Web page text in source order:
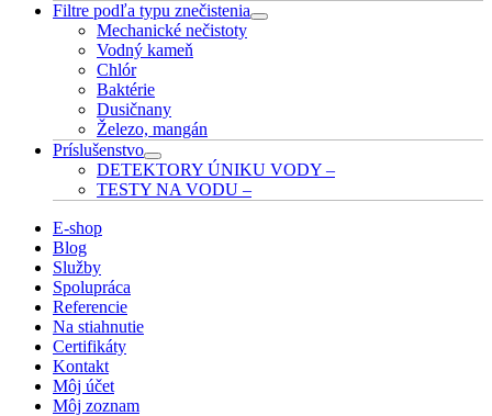
Filtre podľa typu znečistenia
Mechanické nečistoty
Vodný kameň
Chlór
Baktérie
Dusičnany
Železo, mangán
Príslušenstvo
DETEKTORY ÚNIKU VODY –
TESTY NA VODU –
E-shop
Blog
Služby
Spolupráca
Referencie
Na stiahnutie
Certifikáty
Kontakt
Môj účet
Môj zoznam